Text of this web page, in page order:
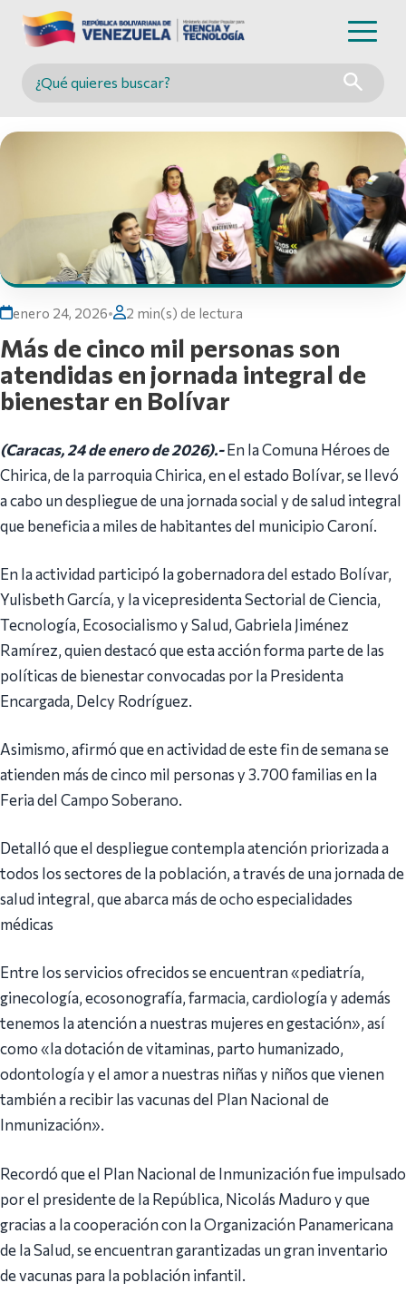
Buscar en MINCYT
enero 24, 2026• 2 min(s) de lectura
Más de cinco mil personas son
atendidas en jornada integral de
bienestar en Bolívar
(Caracas, 24 de enero de 2026).-En la Comuna Héroes de
Chirica, de la parroquia Chirica, en el estado Bolívar, se llevó
a cabo un despliegue de una jornada social y de salud integral
que beneficia a miles de habitantes del municipio Caroní.
En la actividad participó la gobernadora del estado Bolívar,
Yulisbeth García, y la vicepresidenta Sectorial de Ciencia,
Tecnología, Ecosocialismo y Salud, Gabriela Jiménez
Ramírez, quien destacó que esta acción forma parte de las
políticas de bienestar convocadas por la Presidenta
Encargada, Delcy Rodríguez.
Asimismo, afirmó que en actividad de este fin de semana se
atienden más de cinco mil personas y 3.700 familias en la
Feria del Campo Soberano.
Detalló que el despliegue contempla atención priorizada a
todos los sectores de la población, a través de una jornada de
salud integral, que abarca más de ocho especialidades
médicas
Entre los servicios ofrecidos se encuentran «pediatría,
ginecología, ecosonografía, farmacia, cardiología y además
tenemos la atención a nuestras mujeres en gestación», así
como «la dotación de vitaminas, parto humanizado,
odontología y el amor a nuestras niñas y niños que vienen
también a recibir las vacunas del Plan Nacional de
Inmunización».
Recordó que el Plan Nacional de Inmunización fue impulsado
por el presidente de la República, Nicolás Maduro y que
gracias a la cooperación con la Organización Panamericana
de la Salud, se encuentran garantizadas un gran inventario
de vacunas para la población infantil.